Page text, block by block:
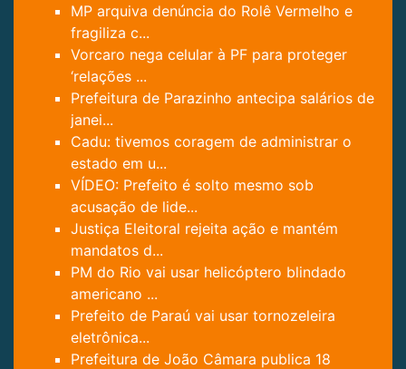
MP arquiva denúncia do Rolê Vermelho e
fragiliza c...
Vorcaro nega celular à PF para proteger
‘relações ...
Prefeitura de Parazinho antecipa salários de
janei...
Cadu: tivemos coragem de administrar o
estado em u...
VÍDEO: Prefeito é solto mesmo sob
acusação de lide...
Justiça Eleitoral rejeita ação e mantém
mandatos d...
PM do Rio vai usar helicóptero blindado
americano ...
Prefeito de Paraú vai usar tornozeleira
eletrônica...
Prefeitura de João Câmara publica 18